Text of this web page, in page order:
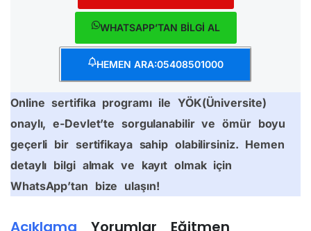
Açıklama Yorumlar Eğitmen
WHATSAPP’TAN BİLGİ AL
HEMEN ARA:05408501000
Online sertifika programı ile YÖK(Üniversite)
onaylı, e-Devlet’te sorgulanabilir ve ömür boyu
geçerli bir sertifikaya sahip olabilirsiniz. Hemen
detaylı bilgi almak ve kayıt olmak için
WhatsApp’tan bize ulaşın!